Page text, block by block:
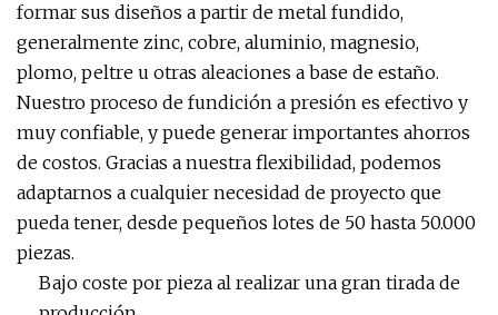
formar sus diseños a partir de metal fundido,
generalmente zinc, cobre, aluminio, magnesio,
plomo, peltre u otras aleaciones a base de estaño.
Nuestro proceso de fundición a presión es efectivo y
muy confiable, y puede generar importantes ahorros
de costos. Gracias a nuestra flexibilidad, podemos
adaptarnos a cualquier necesidad de proyecto que
pueda tener, desde pequeños lotes de 50 hasta 50.000
piezas.
Bajo coste por pieza al realizar una gran tirada de